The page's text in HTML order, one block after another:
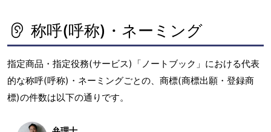
称呼(呼称)・ネーミング
指定商品・指定役務(サービス)「ノートブック」における代表
的な称呼(呼称)・ネーミングごとの、商標(商標出願・登録商
標)の件数は以下の通りです。